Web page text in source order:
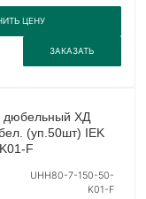
ЦЕНУ
ЗАКАЗАТЬ
дюбельный ХД
(уп.50шт) IEK
F
UHH80-7-150-50-
K01-F